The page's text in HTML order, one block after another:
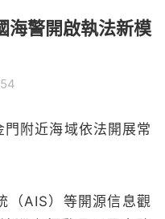
海警開啟執法新模
附近海域依法開展常
AIS）等開源信息觀